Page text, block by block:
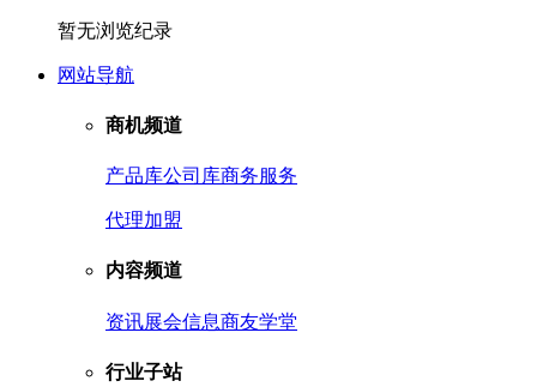
暂无浏览纪录
网站导航
商机频道
产品库公司库商务服务
代理加盟
内容频道
资讯展会信息商友学堂
行业子站